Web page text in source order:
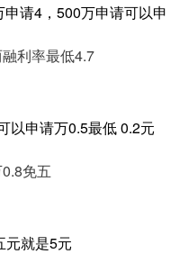
请4，500万申请可以申
利率最低4.7
以申请万0.5最低 0.2元
免五
元就是5元